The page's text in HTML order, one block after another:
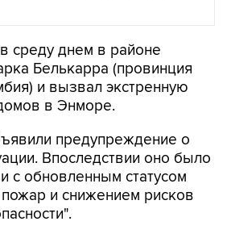
среду днем в районе
Белькарра (провинция
и вызвал экстренную
в Энморе.
предупреждение о
Впоследствии оно было
с обновленным статусом
и снижением рисков